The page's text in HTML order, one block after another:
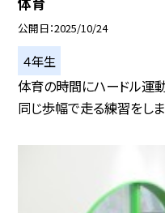
公開日 2025/10/24
４年生
体育の時間にハードル運動
同じ歩幅で走る練習をし